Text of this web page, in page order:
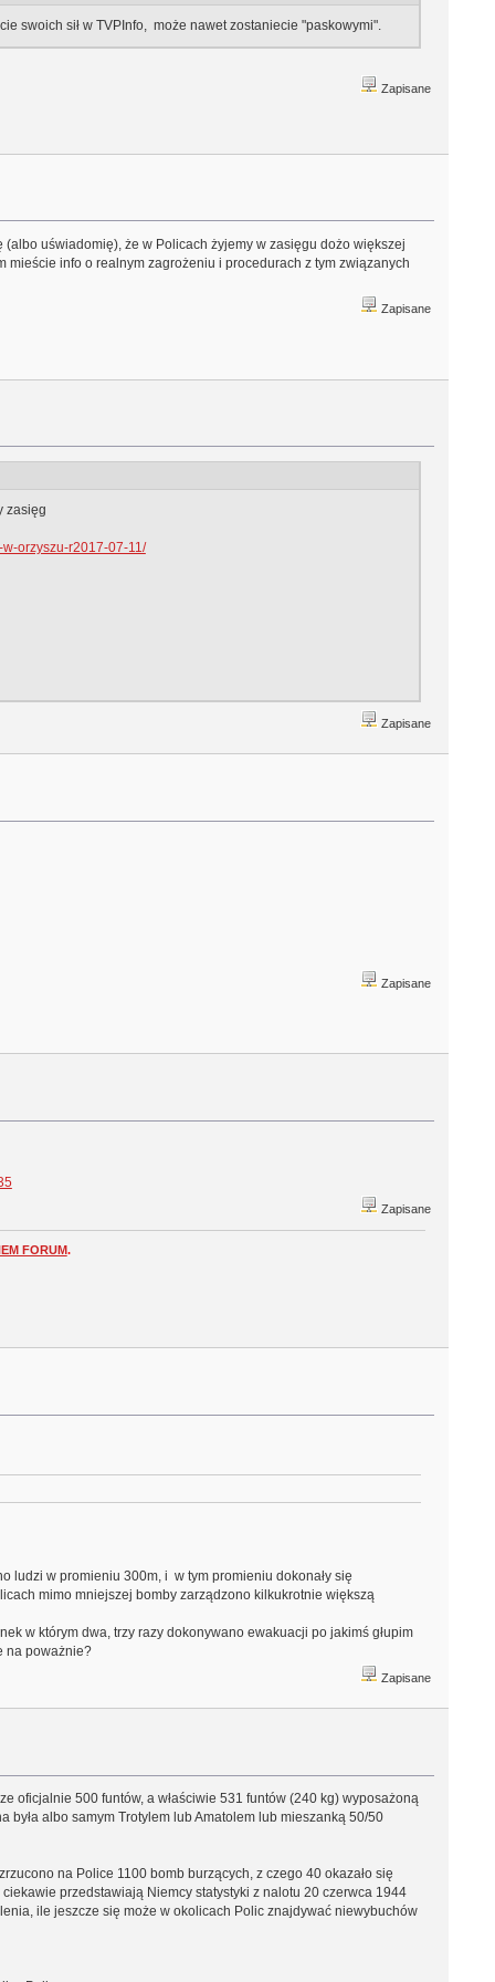
swoich sił w TVPInfo, może nawet zostaniecie "paskowymi".
Zapisane
uświadomię), że w Policach żyjemy w zasięgu dożo większej
info o realnym zagrożeniu i procedurach z tym związanych
Zapisane
zasięg
orzyszu-r2017-07-11/
Zapisane
Zapisane
Zapisane
FORUM.
ludzi w promieniu 300m, i w tym promieniu dokonały się
mimo mniejszej bomby zarządzono kilkukrotnie większą
w którym dwa, trzy razy dokonywano ewakuacji po jakimś głupim
na poważnie?
Zapisane
oficjalnie 500 funtów, a właściwie 531 funtów (240 kg) wyposażoną
była albo samym Trotylem lub Amatolem lub mieszanką 50/50
na Police 1100 bomb burzących, z czego 40 okazało się
przedstawiają Niemcy statystyki z nalotu 20 czerwca 1944
ile jeszcze się może w okolicach Polic znajdywać niewybuchów